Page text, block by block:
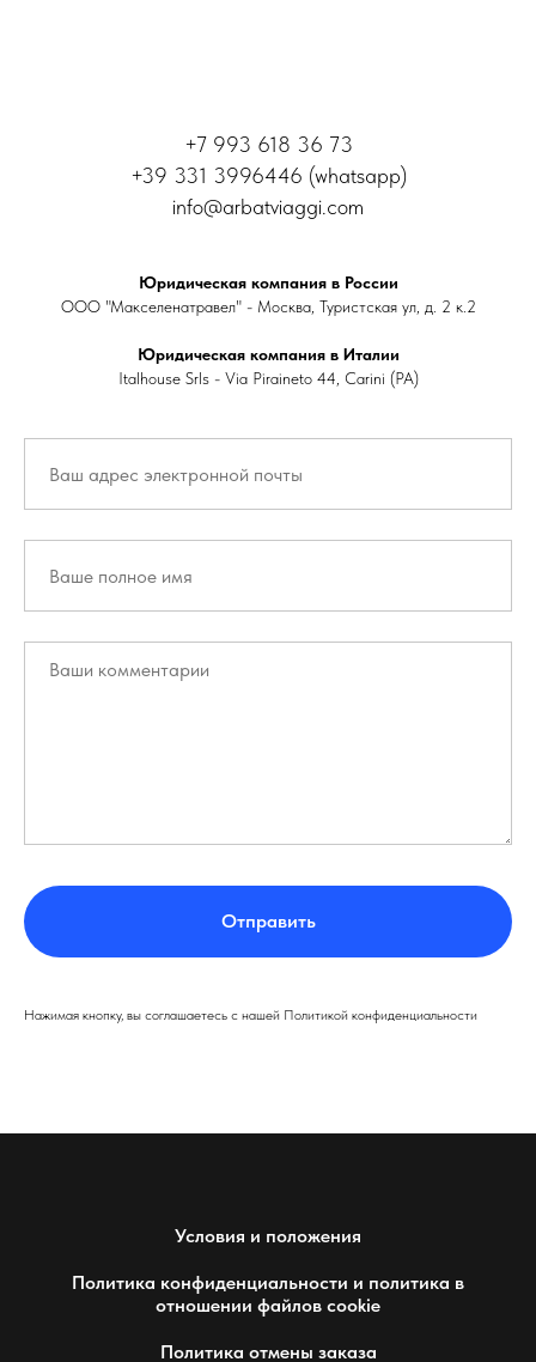
+7 993 618 36 73
+39 331 3996446 (whatsapp)
info@arbatviaggi.com
Юридическая компания в России
ООО "Макселенатравел" - Москва, Туристская ул, д. 2 к.2
Юридическая компания в Италии
Italhouse Srls - Via Piraineto 44, Carini (PA)
Отправить
Нажимая кнопку, вы соглашаетесь с нашей Политикой конфиденциальности
Условия и положения
Политика конфиденциальности и политика в
отношении файлов cookie
Политика отмены заказа